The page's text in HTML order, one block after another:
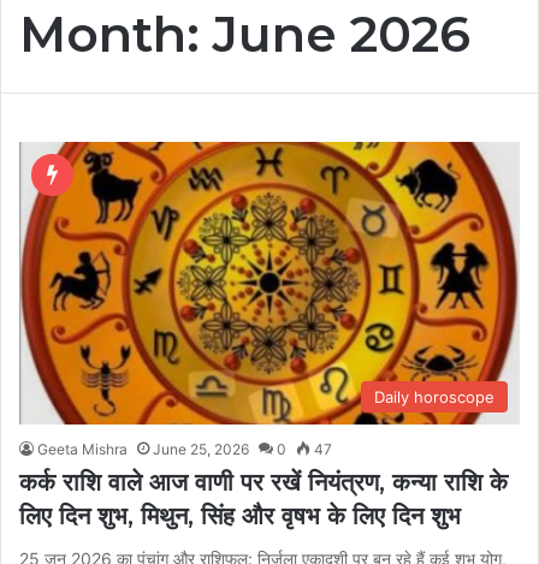
Month:June 2026
Daily horoscope
Geeta Mishra June 25, 2026 0 47
कर्क राशि वाले आज वाणी पर रखें नियंत्रण, कन्या राशि के
लिए दिन शुभ, मिथुन, सिंह और वृषभ के लिए दिन शुभ
25 जून 2026 का पंचांग और राशिफल: निर्जला एकादशी पर बन रहे हैं कई शुभ योग,